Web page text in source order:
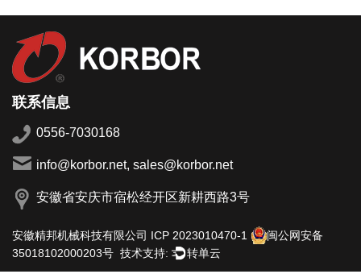
联系信息
0556-7030168
info@korbor.net, sales@korbor.net
安徽省安庆市宿松经开区新耕西路3号
安徽精邦机械科技有限公司 ICP 2023010470-1
闽公网安备
35018102000203号 技术支持: 转单云